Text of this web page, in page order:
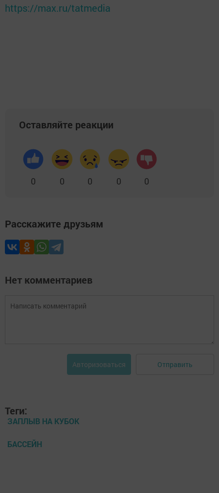
https://max.ru/tatmedia
Оставляйте реакции
0 0 0 0 0
Расскажите друзьям
Нет комментариев
Авторизоваться Отправить
Теги:
ЗАПЛЫВ НА КУБОК
БАССЕЙН